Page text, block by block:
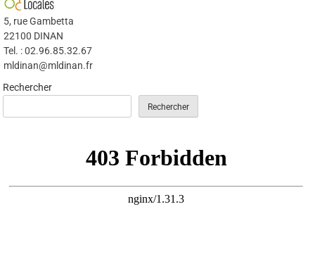
5, rue Gambetta
22100 DINAN
Tel. : 02.96.85.32.67
mldinan@mldinan.fr
Rechercher
Rechercher